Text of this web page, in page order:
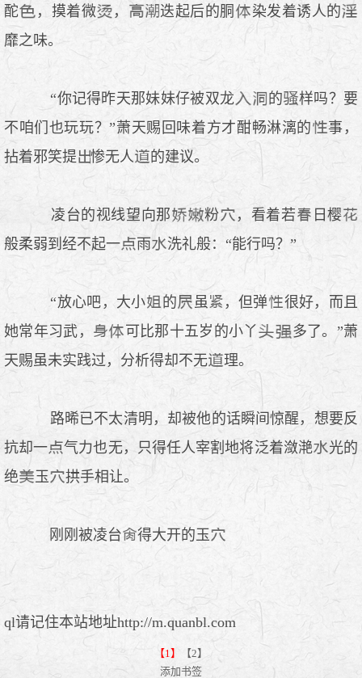
酡
，摸着微 ， 迭起后的胴
染发着诱人的
靡之味。
“你记得昨天那妹妹仔被双龙 的
样吗？要
不咱们也玩玩？”萧天赐回味着方才酣畅淋漓的
事，
拈着邪笑提
惨无人 的建议。
凌台的视线望向那 粉 ，看着若
日樱
般柔弱到经不起一
雨 洗礼般：“能行吗？”
“放心吧，大小 的 虽 ，但弹
很好，而且
她常年习武，
可比那十五岁的小丫
多了。”萧
天赐虽未实践过，分析得却不无
理。
路晞已不太清明，却被他的话瞬间惊醒，想要反
抗却一
气力也无，只得任人宰割地将泛着潋滟
光的
绝
玉 拱手相让。
刚刚被凌台 得大开的玉
ql请记住本站地址http://m.quanbl.com
【1】
【2】
添加书签